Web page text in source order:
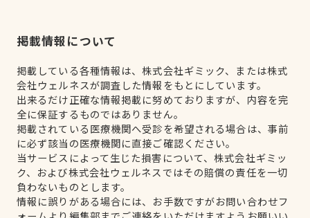
掲載情報について
掲載している各種情報は、株式会社ギミック、または株式
会社ウェルネスが調査した情報をもとにしています。
出来るだけ正確な情報掲載に努めておりますが、内容を完
全に保証するものではありません。
掲載されている医療機関へ受診を希望される場合は、事前
に必ず該当の医療機関に直接ご確認ください。
当サービスによって生じた損害について、株式会社ギミッ
ク、および株式会社ウェルネスではその賠償の責任を一切
負わないものとします。
情報に誤りがある場合には、お手数ですがお問い合わせフ